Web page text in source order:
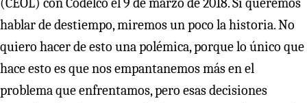
hablar de destiempo, miremos un poco la historia. No
quiero hacer de esto una polémica, porque lo único que
hace esto es que nos empantanemos más en el
problema que enfrentamos, pero esas decisiones